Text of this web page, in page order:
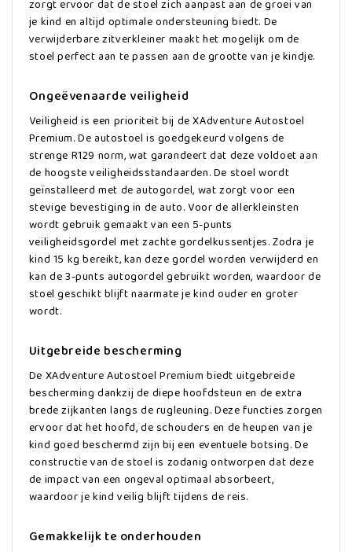
zorgt ervoor dat de stoel zich aanpast aan de groei van
je kind en altijd optimale ondersteuning biedt. De
verwijderbare zitverkleiner maakt het mogelijk om de
stoel perfect aan te passen aan de grootte van je kindje.
Ongeëvenaarde veiligheid
Veiligheid is een prioriteit bij de XAdventure Autostoel
Premium. De autostoel is goedgekeurd volgens de
strenge R129 norm, wat garandeert dat deze voldoet aan
de hoogste veiligheidsstandaarden. De stoel wordt
geïnstalleerd met de autogordel, wat zorgt voor een
stevige bevestiging in de auto. Voor de allerkleinsten
wordt gebruik gemaakt van een 5-punts
veiligheidsgordel met zachte gordelkussentjes. Zodra je
kind 15 kg bereikt, kan deze gordel worden verwijderd en
kan de 3-punts autogordel gebruikt worden, waardoor de
stoel geschikt blijft naarmate je kind ouder en groter
wordt.
Uitgebreide bescherming
De XAdventure Autostoel Premium biedt uitgebreide
bescherming dankzij de diepe hoofdsteun en de extra
brede zijkanten langs de rugleuning. Deze functies zorgen
ervoor dat het hoofd, de schouders en de heupen van je
kind goed beschermd zijn bij een eventuele botsing. De
constructie van de stoel is zodanig ontworpen dat deze
de impact van een ongeval optimaal absorbeert,
waardoor je kind veilig blijft tijdens de reis.
Gemakkelijk te onderhouden